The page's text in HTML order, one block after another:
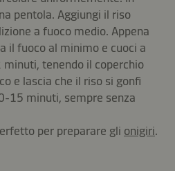
pentola. Aggiungi il riso
a fuoco medio. Appena
il fuoco al minimo e cuoci a
tenendo il coperchio
e lascia che il riso si gonfi
15 minuti, sempre senza
per preparare gli onigiri.